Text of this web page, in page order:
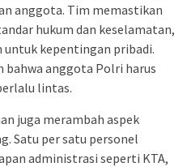
anggota. Tim memastikan
hukum dan keselamatan,
untuk kepentingan pribadi.
bahwa anggota Polri harus
lintas.
juga merambah aspek
Satu per satu personel
administrasi seperti KTA,